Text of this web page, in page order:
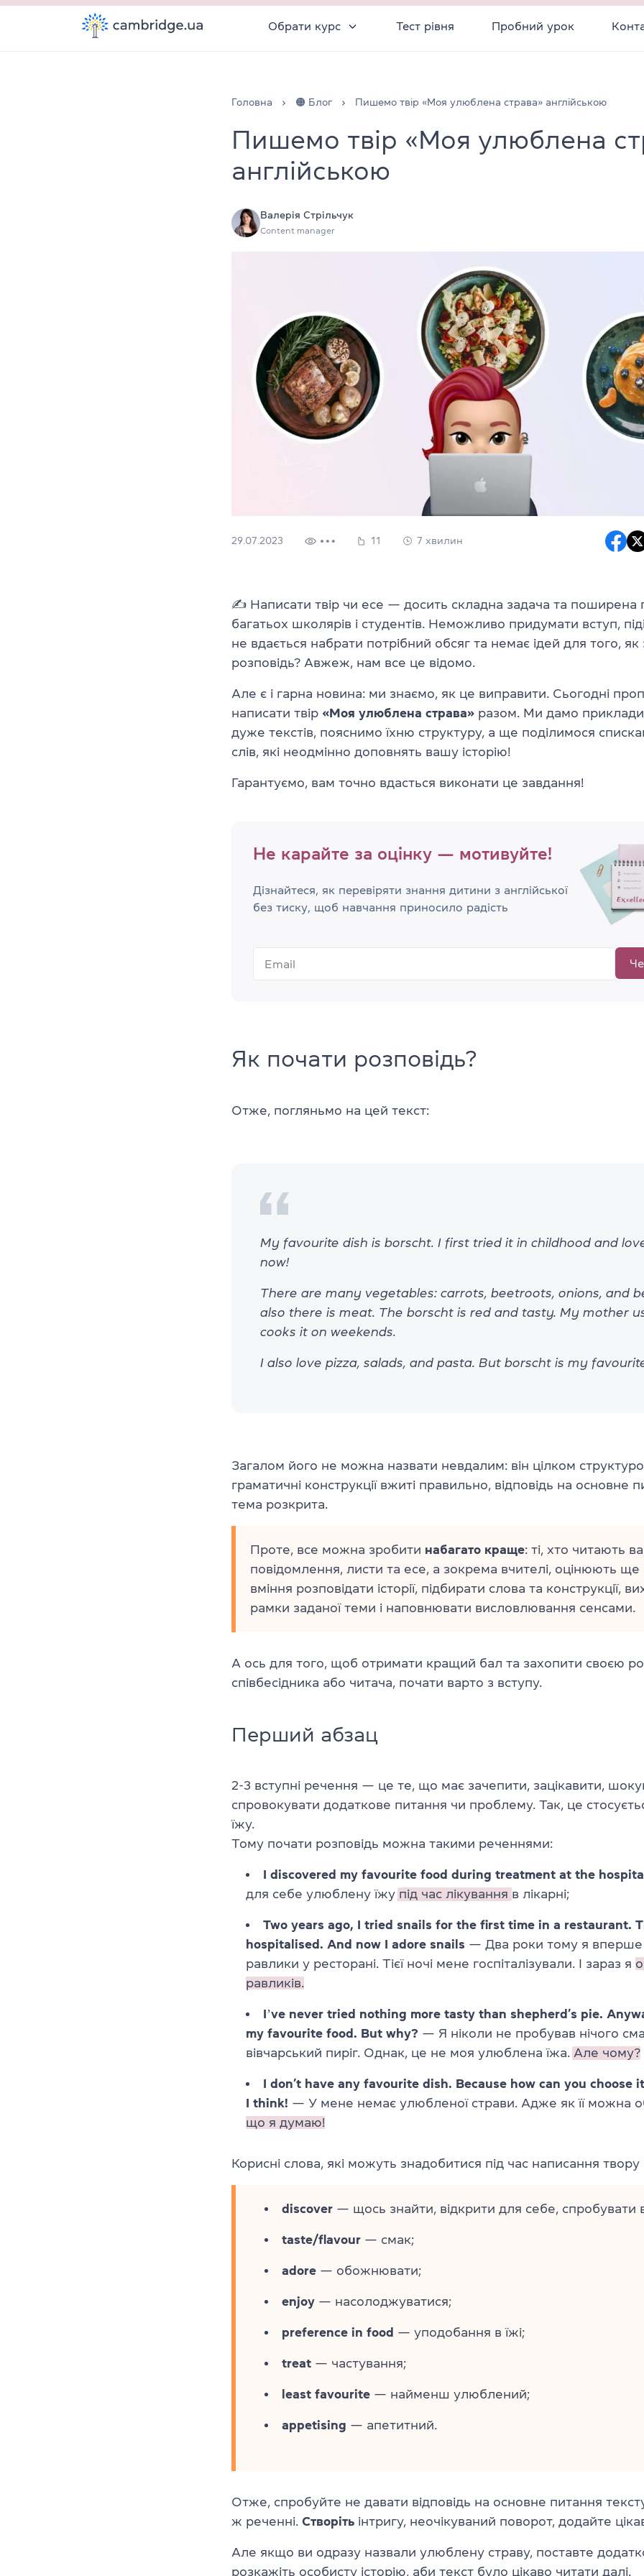
Обрати курс Тест рівня Пробний урок
Головна 🟠 Блог Пишемо твір «Моя улюблена страва» англійською
Пишемо твір «Моя улюблена
англійською
Валерія Стрільчук
Content manager
29.07.2023 11 7 хвилин
✍️ Написати твір чи есе — досить складна задача та поширена
багатьох школярів і студентів. Неможливо придумати вступ,
не вдається набрати потрібний обсяг та немає ідей для того,
розповідь? Авжеж, нам все це відомо.
Але є і гарна новина: ми знаємо, як це виправити. Сьогодні
написати твір «Моя улюблена страва» разом. Ми дамо
дуже текстів, пояснимо їхню структуру, а ще поділимося
слів, які неодмінно доповнять вашу історію!
Гарантуємо, вам точно вдасться виконати це завдання!
Не карайте за оцінку — мотивуйте!
Дізнайтеся, як перевіряти знання дитини з англійської
без тиску, щоб навчання приносило радість
Як почати розповідь?
Отже, погляньмо на цей текст:
My favourite dish is borscht. I first tried it in childhood and
now!
There are many vegetables: carrots, beetroots, onions, and
also there is meat. The borscht is red and tasty. My mother
cooks it on weekends.
I also love pizza, salads, and pasta. But borscht is my
Загалом його не можна назвати невдалим: він цілком
граматичні конструкції вжиті правильно, відповідь на основне
тема розкрита.
Проте, все можна зробити набагато краще: ті, хто читають
повідомлення, листи та есе, а зокрема вчителі, оцінюють
вміння розповідати історії, підбирати слова та конструкції,
рамки заданої теми і наповнювати висловлювання сенсами.
А ось для того, щоб отримати кращий бал та захопити своєю
співбесідника або читача, почати варто з вступу.
Перший абзац
2-3 вступні речення — це те, що має зачепити, зацікавити,
спровокувати додаткове питання чи проблему. Так, це
їжу.
Тому почати розповідь можна такими реченнями:
I discovered my favourite food during treatment at the hospital
для себе улюблену їжу під час лікування в лікарні;
Two years ago, I tried snails for the first time in a restaurant.
hospitalised. And now I adore snails — Два роки тому я вперше
равлики у ресторані. Тієї ночі мене госпіталізували. І зараз я
равликів.
Iʼve never tried nothing more tasty than shepherd’s pie.
my favourite food. But why? — Я ніколи не пробував нічого
вівчарський пиріг. Однак, це не моя улюблена їжа. Але чому?
I don’t have any favourite dish. Because how can you choose
I think! — У мене немає улюбленої страви. Адже як її можна
що я думаю!
Корисні слова, які можуть знадобитися під час написання
discover — щось знайти, відкрити для себе, спробувати
taste/flavour — смак;
adore — обожнювати;
enjoy — насолоджуватися;
preference in food — уподобання в їжі;
treat — частування;
least favourite — найменш улюблений;
appetising — апетитний.
Отже, спробуйте не давати відповідь на основне питання
ж реченні. Створіть інтригу, неочікуваний поворот, додайте
Але якщо ви одразу назвали улюблену страву, поставте
розкажіть особисту історію, аби текст було цікаво читати далі.